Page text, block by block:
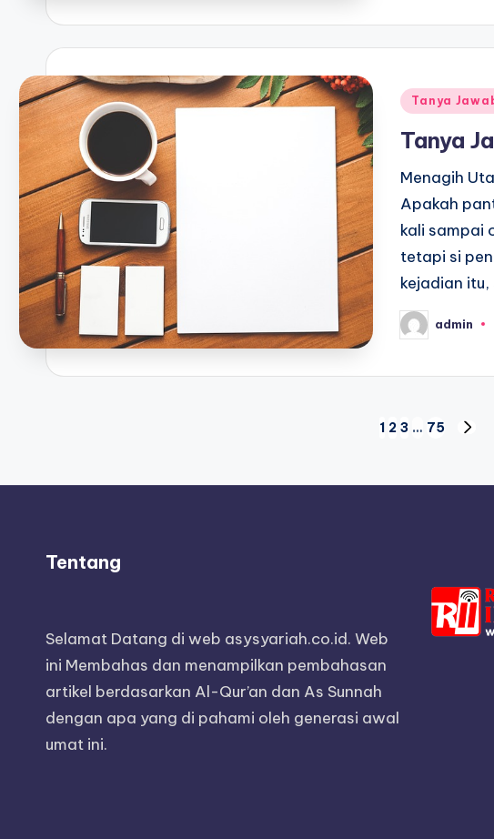
Posted
Tanya
Tanya
Menagih
Apakah
kali sampai
tetapi si
kejadian
Posted
by
admin
pagination
1 2 3 … 75
Tentang
Selamat Datang di web asysyariah.co.id. Web
ini Membahas dan menampilkan pembahasan
artikel berdasarkan Al-Qur’an dan As Sunnah
dengan apa yang di pahami oleh generasi awal
umat ini.